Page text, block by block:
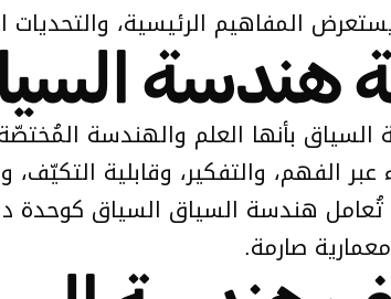
المفاهيم الرئيسية،
هندسة
بأنها العلم والهندسة
عبر الفهم، والتفكير، وقابلية
هندسة السياق السياق كوحدة
صارمة.